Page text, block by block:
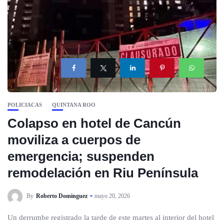
POLICIACAS QUINTANA ROO
Colapso en hotel de Cancún
moviliza a cuerpos de
emergencia; suspenden
remodelación en Riu Península
By Roberto Dominguez mayo 20, 2026
Un derrumbe registrado la tarde de este martes al interior del hotel